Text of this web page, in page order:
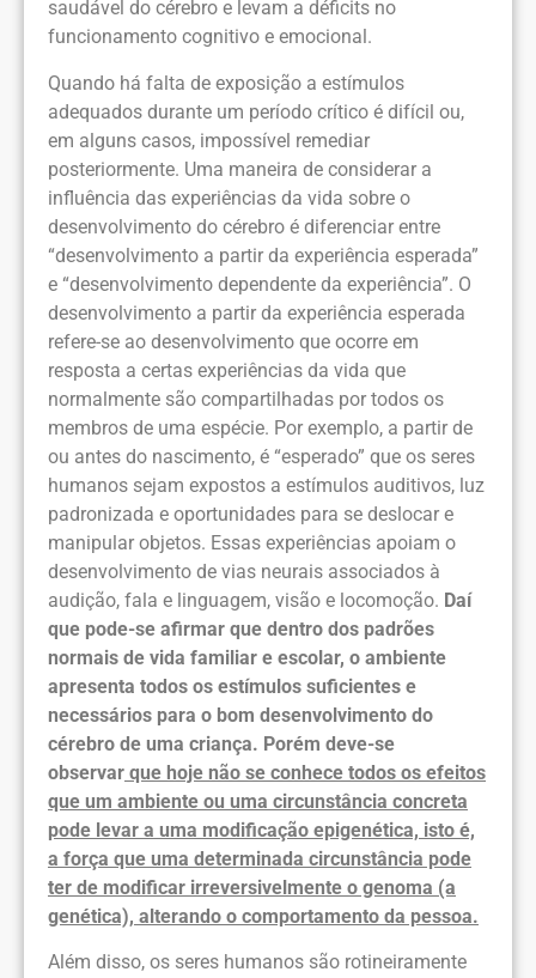
saudável do cérebro e levam a déficits no
funcionamento cognitivo e emocional.
Quando há falta de exposição a estímulos
adequados durante um período crítico é difícil ou,
em alguns casos, impossível remediar
posteriormente. Uma maneira de considerar a
influência das experiências da vida sobre o
desenvolvimento do cérebro é diferenciar entre
“desenvolvimento a partir da experiência esperada”
e “desenvolvimento dependente da experiência”. O
desenvolvimento a partir da experiência esperada
refere-se ao desenvolvimento que ocorre em
resposta a certas experiências da vida que
normalmente são compartilhadas por todos os
membros de uma espécie. Por exemplo, a partir de
ou antes do nascimento, é “esperado” que os seres
humanos sejam expostos a estímulos auditivos, luz
padronizada e oportunidades para se deslocar e
manipular objetos. Essas experiências apoiam o
desenvolvimento de vias neurais associados à
audição, fala e linguagem, visão e locomoção. Daí
que pode-se afirmar que dentro dos padrões
normais de vida familiar e escolar, o ambiente
apresenta todos os estímulos suficientes e
necessários para o bom desenvolvimento do
cérebro de uma criança. Porém deve-se
observar que hoje não se conhece todos os efeitos
que um ambiente ou uma circunstância concreta
pode levar a uma modificação epigenética, isto é,
a força que uma determinada circunstância pode
ter de modificar irreversivelmente o genoma (a
genética), alterando o comportamento da pessoa.
Além disso, os seres humanos são rotineiramente